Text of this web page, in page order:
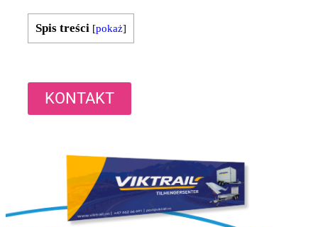
Spis treści [pokaż]
KONTAKT